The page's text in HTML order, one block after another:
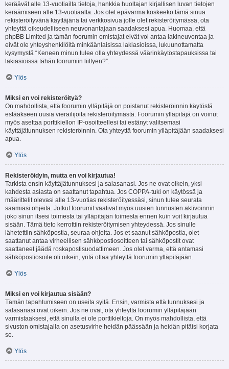
keräävät alle 13-vuotiailta tietoja, hankkia huoltajan kirjallisen luvan tietojen
keräämiseen alle 13-vuotiaalta. Jos olet epävarma koskeeko tämä sinua
rekisteröityvänä käyttäjänä tai verkkosivua jolle olet rekisteröitymässä, ota
yhteyttä oikeudelliseen neuvonantajaan saadaksesi apua. Huomaa, että
phpBB Limited ja tämän foorumin omistajat eivät voi antaa lakineuvontaa ja
eivät ole yhteyshenkilöitä minkäänlaisissa lakiasioissa, lukuunottamatta
kysymystä “Keneen minun tulee olla yhteydessä väärinkäytöstapauksissa tai
lakiasioissa tähän foorumiin liittyen?”.
Ylös
Miksi en voi rekisteröityä?
On mahdollista, että foorumin ylläpitäjä on poistanut rekisteröinnin käytöstä
estääkseen uusia vierailijoita rekisteröitymästä. Foorumin ylläpitäjä on voinut
myös asettaa porttikiellon IP-osoitteellesi tai estänyt valitsemasi
käyttäjätunnuksen rekisteröinnin. Ota yhteyttä foorumin ylläpitäjään saadaksesi
apua.
Ylös
Rekisteröidyin, mutta en voi kirjautua!
Tarkista ensin käyttäjätunnuksesi ja salasanasi. Jos ne ovat oikein, yksi
kahdesta asiasta on saattanut tapahtua. Jos COPPA-tuki on käytössä ja
määrittelit olevasi alle 13-vuotias rekisteröityessäsi, sinun tulee seurata
saamiasi ohjeita. Jotkut foorumit vaativat myös uusien tunnusten aktivoinnin
joko sinun itsesi toimesta tai ylläpitäjän toimesta ennen kuin voit kirjautua
sisään. Tämä tieto kerrottiin rekisteröitymisen yhteydessä. Jos sinulle
lähetettiin sähköpostia, seuraa ohjeita. Jos et saanut sähköpostia, olet
saattanut antaa virheellisen sähköpostiosoitteen tai sähköpostit ovat
saattaneet jäädä roskapostisuodattimeen. Jos olet varma, että antamasi
sähköpostiosoite oli oikein, yritä ottaa yhteyttä foorumin ylläpitäjään.
Ylös
Miksi en voi kirjautua sisään?
Tämän tapahtumiseen on useita syitä. Ensin, varmista että tunnuksesi ja
salasanasi ovat oikein. Jos ne ovat, ota yhteyttä foorumin ylläpitäjään
varmistaaksesi, että sinulla ei ole porttikieltoja. On myös mahdollista, että
sivuston omistajalla on asetusvirhe heidän päässään ja heidän pitäisi korjata
se.
Ylös